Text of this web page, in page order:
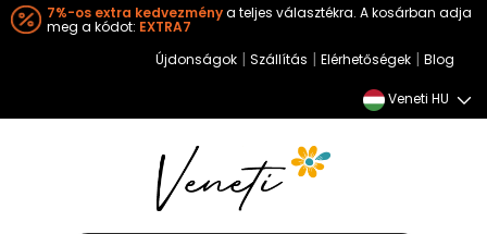
7%-os extra kedvezménya teljes választékra. A kosárban adja
meg a kódot: EXTRA7
Újdonságok | Szállítás | Elérhetőségek | Blog
Veneti HU